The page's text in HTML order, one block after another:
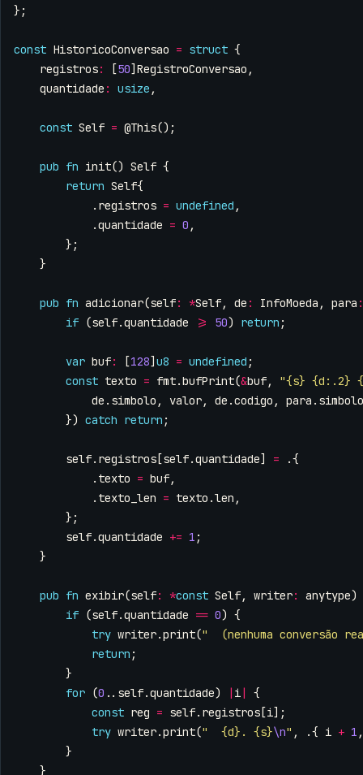
};
const HistoricoConversao = struct {
registros: [50] RegistroConversao ,
quantidade : usize ,
const Self = @This();
pub fn init() Self {
return Self{
. registros = undefined ,
.quantidade = 0 ,
};
}
pub fn adicionar(self: *Self, de : InfoMoeda , para :
if (self.quantidade >= 50) return ;
var buf: [128] u8 = undefined ;
const texto = fmt.bufPrint(&buf,
"{s} {d:.2}
de . simbolo , valor, de .codigo , para . simbolo
}) catch return ;
self. registros [self.quantidade] =
.{
. texto = buf,
. texto_len = texto .len ,
};
self.quantidade += 1 ;
}
pub fn exibir(self: *const Self, writer: anytype)
if (self.quantidade == 0) {
try writer.print("  (nenhuma conversão
return ;
}
for (0 .. self.quantidade) | i|
{
const reg = self. registros [i];
try writer.print("  {d}. {s}\n" , .{ i + 1 ,
}
}